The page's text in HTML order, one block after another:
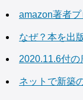
amazon著者
なぜ？本を出
2020.11.6付
ネットで新築